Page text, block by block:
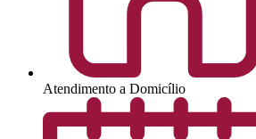
Atendimento a Domicílio